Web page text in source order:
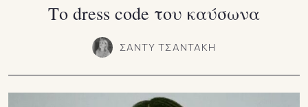
Το dress code του καύσωνα
ΣΑΝΤΥ ΤΣΑΝΤΑΚΗ